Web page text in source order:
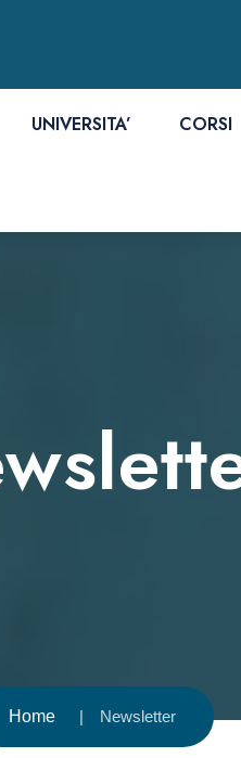
UNIVERSITA’ CORSI
Home Newsletter